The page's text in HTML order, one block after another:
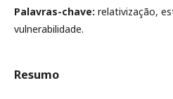
Palavras-chave: relativização,
vulnerabilidade.
Resumo